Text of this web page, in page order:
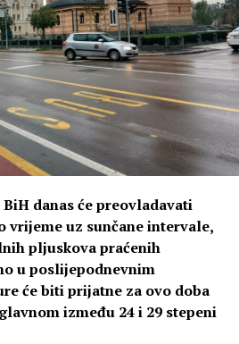
danas će preovladavati
uz sunčane intervale,
pljuskova praćenih
u poslijepodnevnim
će biti prijatne za ovo doba
između 24 i 29 stepeni